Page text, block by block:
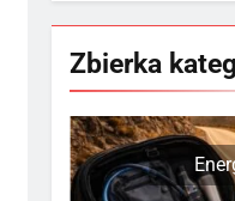
7
Zbierka